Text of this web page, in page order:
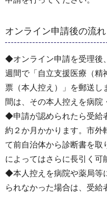
オンライン申請後の流れ
◆オンライン申請を受理後
週間で「自立支援医療（精
票（本人控え）」を郵送し
間は、その本人控えを病院
◆申請が認められたら受給
約２か月かかります。市外
て前自治体から診断書を取
によってはさらに長引く可
◆本人控えを病院や薬局等
られなかった場合は、受給